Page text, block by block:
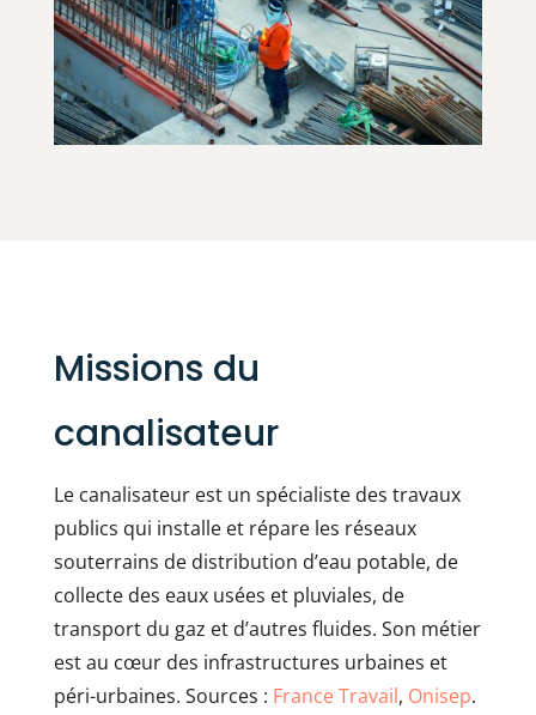
Missions du
canalisateur
Le canalisateur est un spécialiste des travaux
publics qui installe et répare les réseaux
souterrains de distribution d’eau potable, de
collecte des eaux usées et pluviales, de
transport du gaz et d’autres fluides. Son métier
est au cœur des infrastructures urbaines et
péri-urbaines. Sources : France Travail, Onisep.